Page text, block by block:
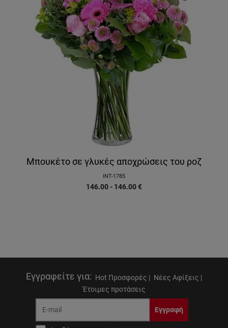
Μπουκέτο σε γλυκές αποχρώσεις του ροζ
INT-1785
146.00 - 146.00€
Εγγραφείτε για: Hot Προσφορές | Νέες Αφίξεις |
Έτοιμες προτάσεις
Εγγραφή